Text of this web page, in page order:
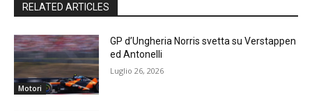
RELATED ARTICLES
Motori
GP d’Ungheria Norris svetta su Verstappen
ed Antonelli
Luglio 26, 2026